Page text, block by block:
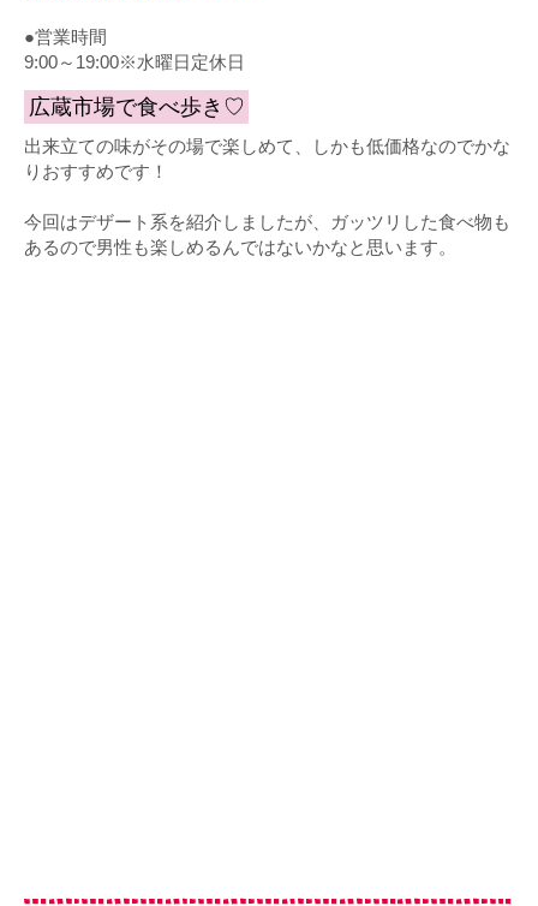
●営業時間
9:00～19:00※水曜日定休日
広蔵市場で食べ歩き♡
出来立ての味がその場で楽しめて、しかも低価格なのでかな
りおすすめです！
今回はデザート系を紹介しましたが、ガッツリした食べ物も
あるので男性も楽しめるんではないかなと思います。